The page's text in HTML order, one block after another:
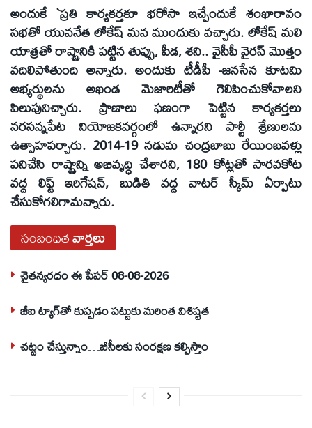
అందుకే `ప్రతి కార్యకర్తకూ భరోసా ఇచ్చేందుకే శంఖారావం
సభతో యువనేత లోకేష్‌ మన ముందుకు వచ్చారు. లోకేష్‌ మలి
యాత్రతో రాష్ట్రానికి పట్టిన తుప్పు, పీడ, శని.. వైసీపీ వైరస్‌ మొత్తం
వదిలిపోతుంది అన్నారు. అందుకు టీడీపీ -జనసేన కూటమి
అభ్యర్థులను అఖండ మెజారిటీతో గెలిపించుకోవాలని
పిలుపునిచ్చారు. ప్రాణాలు ఫణంగా పెట్టిన కార్యకర్తలు
నరసన్నపేట నియోజకవర్గంలో ఉన్నారని పార్టీ శ్రేణులను
ఉత్సాహపర్చారు. 2014-19 నడుమ చంద్రబాబు రేయింబవళ్లు
పనిచేసి రాష్ట్రాన్ని అభివృద్ధి చేశారని, 180 కోట్లతో సారవకోట
వద్ద లిఫ్ట్‌ ఇరిగేషన్‌, బుడితి వద్ద వాటర్‌ స్కీమ్‌ ఏర్పాటు
చేసుకోగలిగామన్నారు.
సంబంధితవార్తలు
చైతన్యరధం ఈ పేపర్ 08-08-2026
జీఐ ట్యాగ్‌తో కుప్పడం పట్టుకు మరింత విశిష్టత
చట్టం చేస్తున్నాం…బీసీలకు సంరక్షణ కల్పిస్తాం